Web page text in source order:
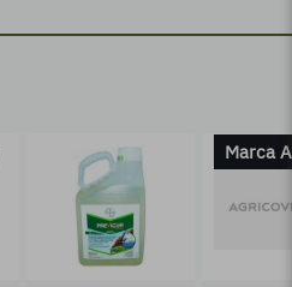
Marca